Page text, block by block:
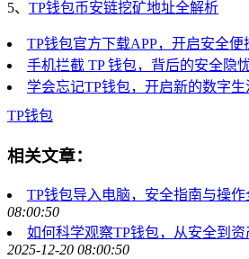
5、 TP钱包币安链挖矿地址全解析
TP钱包官方下载APP，开启安全
手机拦截 TP 钱包，背后的安全隐
学会忘记TP钱包，开启新的数字生
TP钱包
相关文章：
TP钱包导入电脑，安全指南与操作
08:00:50
如何科学观察TP钱包，从安全到
2025-12-20 08:00:50